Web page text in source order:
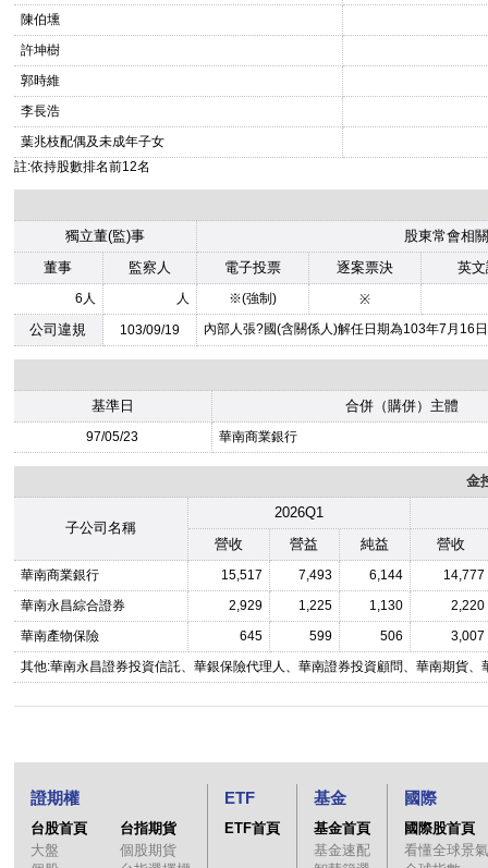
陳伯壎
許坤樹
郭時維
李長浩
葉兆枝配偶及未成年子女
註:依持股數排名前12名
獨立董(監)事
股東常會相
董事
監察人 電子投票 逐案票決 英
6人 人 ※(強制) ※
公司違規 103/09/19 內部人張?國(含關係人)解任日期為103年7月16
基準日 合併（購併）主體
97/05/23 華南商業銀行
金
子公司名稱
2026Q1
營收
營益 純益 營收
華南商業銀行 15,517 7,493 6,144
14,777
華南永昌綜合證券
2,929 1,225 1,130
2,220
華南產物保險
645 599 506
3,007
其他:華南永昌證券投資信託、華銀保險代理人、華南證券投資顧問、華南期貨、
證期權
台股首頁
大盤
台指期貨
個股期貨
ETF
ETF首頁
基金
基金首頁
基金速配
國際
國際股首頁
看懂全球景氣